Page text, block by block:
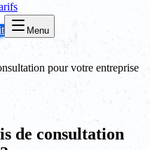
Menu
pour votre entreprise
de consultation